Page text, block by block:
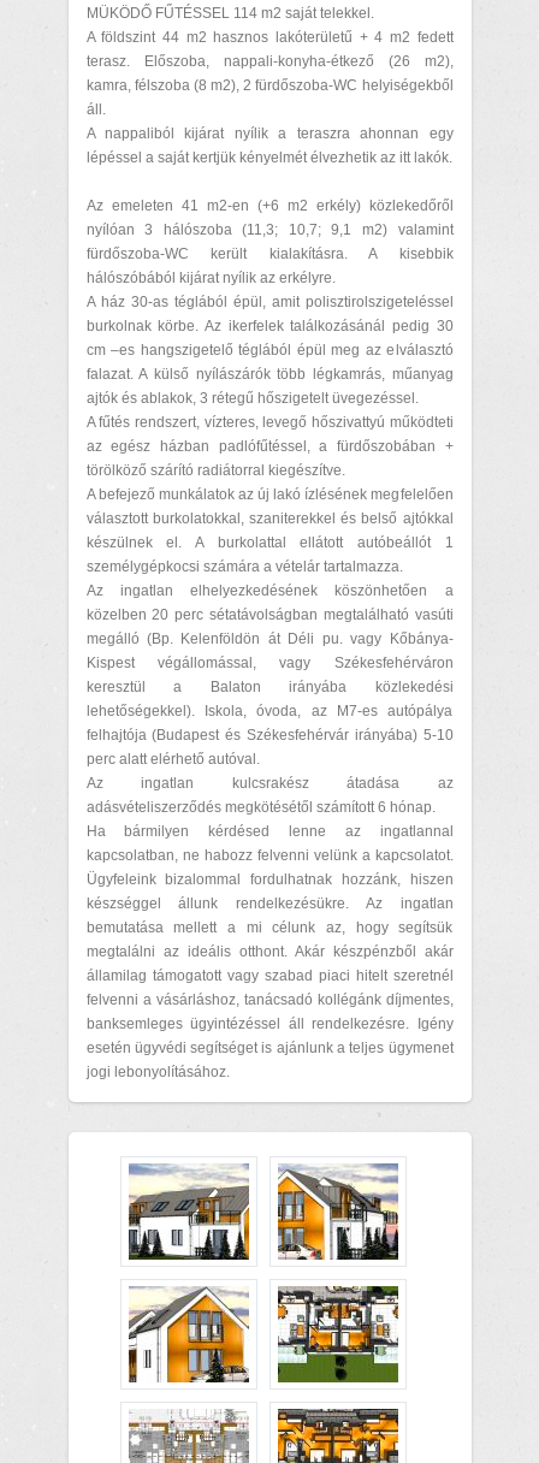
MÜKÖDŐ FŰTÉSSEL 114 m2 saját telekkel.
A földszint 44 m2 hasznos lakóterületű + 4 m2 fedett
terasz. Előszoba, nappali-konyha-étkező (26 m2),
kamra, félszoba (8 m2), 2 fürdőszoba-WC helyiségekből
áll.
A nappaliból kijárat nyílik a teraszra ahonnan egy
lépéssel a saját kertjük kényelmét élvezhetik az itt lakók.
Az emeleten 41 m2-en (+6 m2 erkély) közlekedőről
nyílóan 3 hálószoba (11,3; 10,7; 9,1 m2) valamint
fürdőszoba-WC került kialakításra. A kisebbik
hálószóbából kijárat nyílik az erkélyre.
A ház 30-as téglából épül, amit polisztirolszigeteléssel
burkolnak körbe. Az ikerfelek találkozásánál pedig 30
cm –es hangszigetelő téglából épül meg az elválasztó
falazat. A külső nyílászárók több légkamrás, műanyag
ajtók és ablakok, 3 rétegű hőszigetelt üvegezéssel.
A fűtés rendszert, vízteres, levegő hőszivattyú működteti
az egész házban padlófűtéssel, a fürdőszobában +
törölköző szárító radiátorral kiegészítve.
A befejező munkálatok az új lakó ízlésének megfelelően
választott burkolatokkal, szaniterekkel és belső ajtókkal
készülnek el. A burkolattal ellátott autóbeállót 1
személygépkocsi számára a vételár tartalmazza.
Az ingatlan elhelyezkedésének köszönhetően a
közelben 20 perc sétatávolságban megtalálható vasúti
megálló (Bp. Kelenföldön át Déli pu. vagy Kőbánya-
Kispest végállomással, vagy Székesfehérváron
keresztül a Balaton irányába közlekedési
lehetőségekkel). Iskola, óvoda, az M7-es autópálya
felhajtója (Budapest és Székesfehérvár irányába) 5-10
perc alatt elérhető autóval.
Az ingatlan kulcsrakész átadása az
adásvételiszerződés megkötésétől számított 6 hónap.
Ha bármilyen kérdésed lenne az ingatlannal
kapcsolatban, ne habozz felvenni velünk a kapcsolatot.
Ügyfeleink bizalommal fordulhatnak hozzánk, hiszen
készséggel állunk rendelkezésükre. Az ingatlan
bemutatása mellett a mi célunk az, hogy segítsük
megtalálni az ideális otthont. Akár készpénzből akár
államilag támogatott vagy szabad piaci hitelt szeretnél
felvenni a vásárláshoz, tanácsadó kollégánk díjmentes,
banksemleges ügyintézéssel áll rendelkezésre. Igény
esetén ügyvédi segítséget is ajánlunk a teljes ügymenet
jogi lebonyolításához.